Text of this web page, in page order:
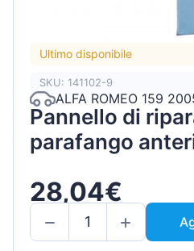
Ultimo disponibile
SKU: 141102-9
ALFA ROMEO 159
Pannello di
parafango
28,04€